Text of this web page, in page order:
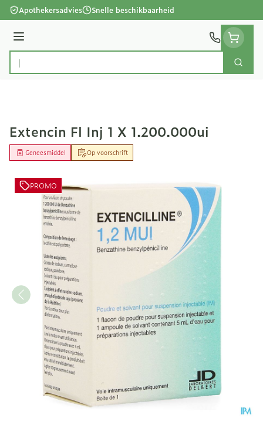
Ga naar de inhoud
Apothekersadvies Snelle beschikbaarheid
Menu
Product, merk, categorie...
Zoek
Extencin Fl Inj 1 X 1.200.000ui
Op voorschrift
Geneesmiddel
PROMO